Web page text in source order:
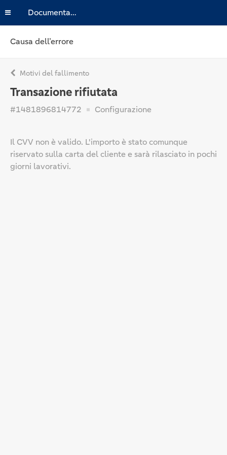
Documentazione
Causa dell’errore
Motivi del fallimento
Transazione rifiutata
#1481896814772 Configurazione
Il CVV non è valido. L'importo è stato comunque
riservato sulla carta del cliente e sarà rilasciato in pochi
giorni lavorativi.